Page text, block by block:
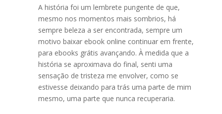
A história foi um lembrete pungente de que,
mesmo nos momentos mais sombrios, há
sempre beleza a ser encontrada, sempre um
motivo baixar ebook online continuar em frente,
para ebooks grátis avançando. À medida que a
história se aproximava do final, senti uma
sensação de tristeza me envolver, como se
estivesse deixando para trás uma parte de mim
mesmo, uma parte que nunca recuperaria.